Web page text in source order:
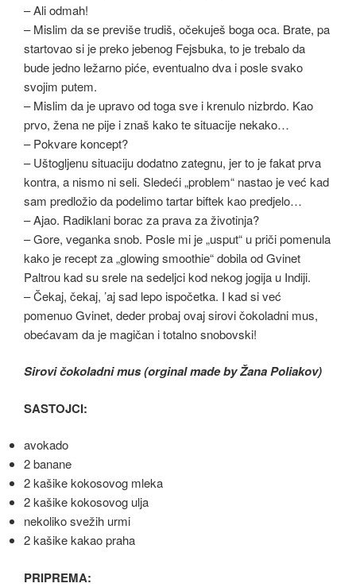
– Ali odmah!
– Mislim da se previše trudiš, očekuješ boga oca. Brate, pa
startovao si je preko jebenog Fejsbuka, to je trebalo da
bude jedno ležarno piće, eventualno dva i posle svako
svojim putem.
– Mislim da je upravo od toga sve i krenulo nizbrdo. Kao
prvo, žena ne pije i znaš kako te situacije nekako…
– Pokvare koncept?
– Uštogljenu situaciju dodatno zategnu, jer to je fakat prva
kontra, a nismo ni seli. Sledeći „problem“ nastao je već kad
sam predložio da podelimo tartar biftek kao predjelo…
– Ajao. Radiklani borac za prava za životinja?
– Gore, veganka snob. Posle mi je „usput“ u priči pomenula
kako je recept za „glowing smoothie“ dobila od Gvinet
Paltrou kad su srele na sedeljci kod nekog jogija u Indiji.
– Čekaj, čekaj, ’aj sad lepo ispočetka. I kad si već
pomenuo Gvinet, deder probaj ovaj sirovi čokoladni mus,
obećavam da je magičan i totalno snobovski!
Sirovi čokoladni mus (orginal made by Žana Poliakov)
SASTOJCI:
avokado
2 banane
2 kašike kokosovog mleka
2 kašike kokosovog ulja
nekoliko svežih urmi
2 kašike kakao praha
PRIPREMA: